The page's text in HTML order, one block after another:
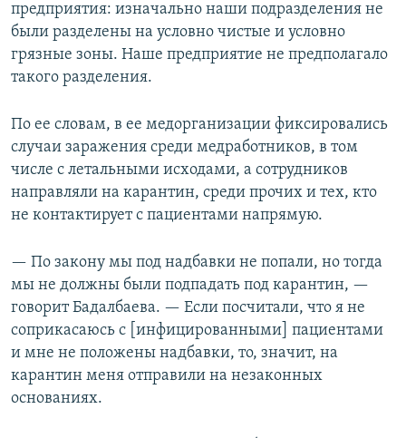
предприятия: изначально наши подразделения не
были разделены на условно чистые и условно
грязные зоны. Наше предприятие не предполагало
такого разделения.
По ее словам, в ее медорганизации фиксировались
случаи заражения среди медработников, в том
числе с летальными исходами, а сотрудников
направляли на карантин, среди прочих и тех, кто
не контактирует с пациентами напрямую.
— По закону мы под надбавки не попали, но тогда
мы не должны были подпадать под карантин, —
говорит Бадалбаева. — Если посчитали, что я не
соприкасаюсь с [инфицированными] пациентами
и мне не положены надбавки, то, значит, на
карантин меня отправили на незаконных
основаниях.